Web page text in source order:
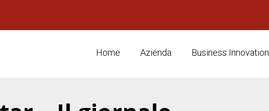
Home Azienda Business Innovation